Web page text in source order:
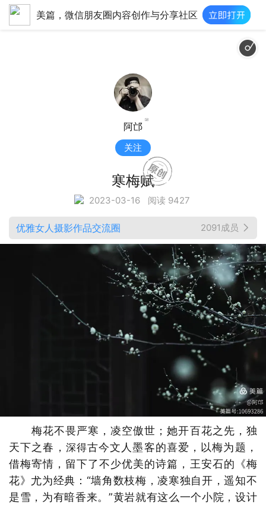
美篇，微信朋友圈内容创作与分享社区
阿邙
关注
寒梅赋
2023-03-16 阅读 9427
优雅女人摄影作品交流圈 2091成员
梅花不畏严寒，凌空傲世；她开百花之先，独
天下之春， 深得古今文人墨客的喜爱，以梅为题，
借梅寄情，留下了不少优美的诗篇，王安石的《梅
花》尤为经典：“墙角数枝梅，凌寒独自开，遥知不
是雪，为有暗香来。”黄岩就有这么一个小院，设计